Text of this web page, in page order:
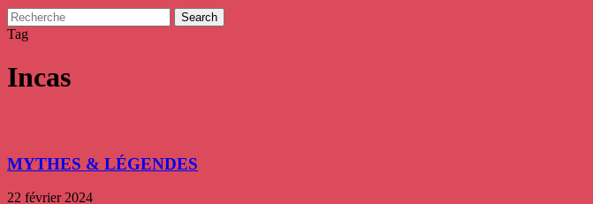
Search
Close
Tag
Incas
MYTHES & LÉGENDES
22 février 2024